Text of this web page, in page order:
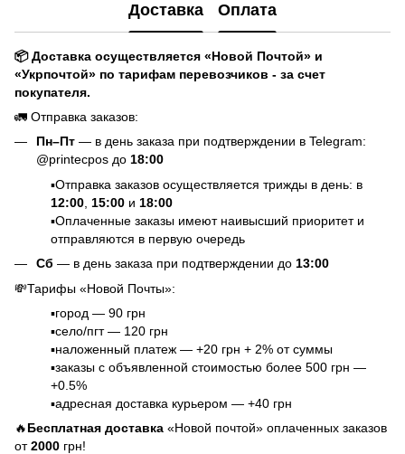
Доставка Оплата
📦 Доставка осуществляется «Новой Почтой» и
«Укрпочтой» по тарифам перевозчиков - за счет
покупателя.
🚛 Отправка заказов:
Пн–Пт — в день заказа при подтверждении в Telegram:
@printecpos до 18:00
▪️Отправка заказов осуществляется трижды в день: в
12:00 15:00 и 18:00
▪️Оплаченные заказы имеют наивысший приоритет и
отправляются в первую очередь
Сб — в день заказа при подтверждении до 13:00
💸Тарифы «Новой Почты»:
▪️город — 90 грн
▪️село/пгт — 120 грн
▪️наложенный платеж — +20 грн + 2% от суммы
▪️заказы с объявленной стоимостью более 500 грн —
+0.5%
▪️адресная доставка курьером — +40 грн
🔥Бесплатная доставка «Новой почтой» оплаченных заказов
от2000 грн!